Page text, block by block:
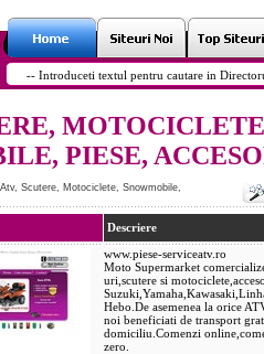
PIESE,
Atv, Scutere, Motociclete, Snowmobile,
Descriere
www.piese-serviceatv.ro
Moto Supermarket
uri,scutere si
Hebo.De asemenea la orice
noi beneficiati de transport
domiciliu.Comenzi
zero.